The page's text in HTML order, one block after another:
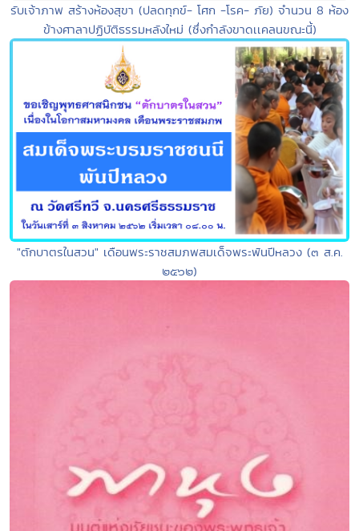
รับเจ้าภาพ สร้างห้องสุขา (ปลดทุกข์- โศก -โรค- ภัย) จำนวน 8 ห้อง
ข้างศาลาปฏิบัติธรรมหลังใหม่ (ซึ่งกำลังขาดเเคลนขณะนี้)
"ตักบาตรในสวน" เดือนพระราชสมภพสมเด็จพระพันปีหลวง (๓ ส.ค.
๒๕๖๒)